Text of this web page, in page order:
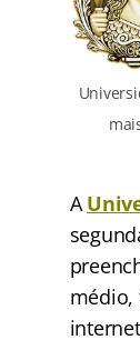
A
médio,